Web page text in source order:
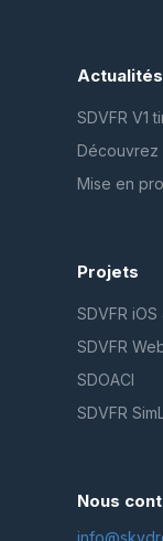
Actualités
SDVFR V1
Découvrez
Mise en
Projets
SDVFR
SDVFR
SDOACI
SDVFR
Nous